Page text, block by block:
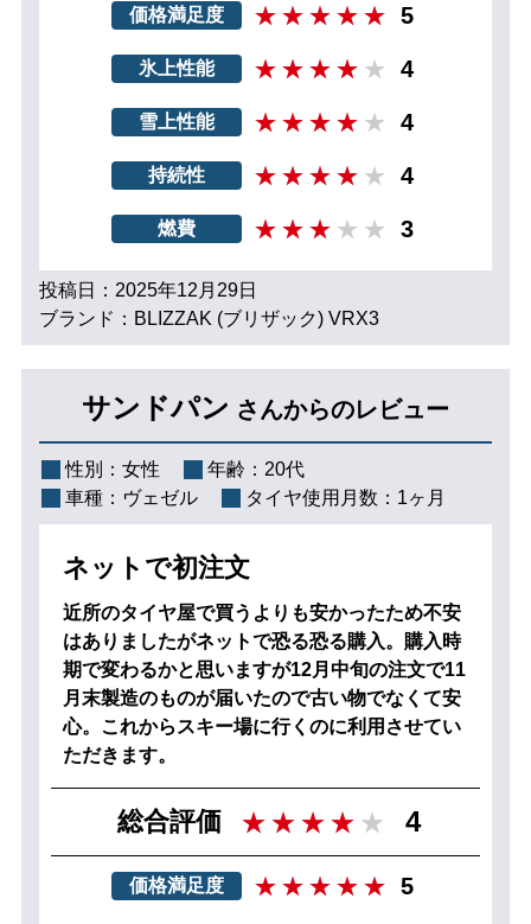
価格満足度 5
氷上性能 4
雪上性能 4
持続性 4
燃費 3
投稿日：2025年12月29日
ブランド：BLIZZAK (ブリザック) VRX3
サンドパン さんからのレビュー
性別： 女性 年齢： 20代
車種： ヴェゼル タイヤ使用月数： 1ヶ月
ネットで初注文
近所のタイヤ屋で買うよりも安かったため不安
はありましたがネットで恐る恐る購入。購入時
期で変わるかと思いますが12月中旬の注文で11
月末製造のものが届いたので古い物でなくて安
心。これからスキー場に行くのに利用させてい
ただきます。
総合評価 4
価格満足度 5